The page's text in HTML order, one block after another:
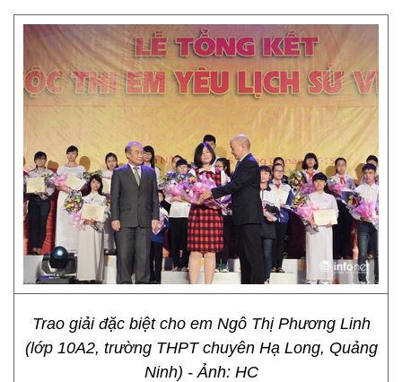
Trao giải đặc biệt cho em Ngô Thị Phương Linh
(lớp 10A2, trường THPT chuyên Hạ Long, Quảng
Ninh) - Ảnh: HC